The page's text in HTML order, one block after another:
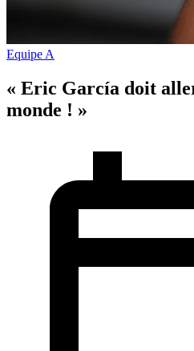
Equipe A
« Eric García doit
monde ! »